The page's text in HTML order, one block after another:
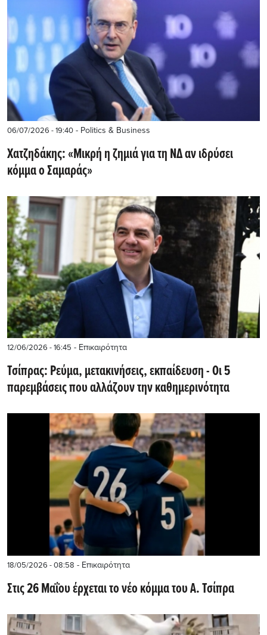
06/07/2026 - 19:40 - Politics & Business
Χατζηδάκης: «Μικρή η ζημιά για τη ΝΔ αν ιδρύσει
κόμμα ο Σαμαράς»
12/06/2026 - 16:45 - Επικαιρότητα
Τσίπρας: Ρεύμα, μετακινήσεις, εκπαίδευση - Οι 5
παρεμβάσεις που αλλάζουν την καθημερινότητα
18/05/2026 - 08:58 - Επικαιρότητα
Στις 26 Μαΐου έρχεται το νέο κόμμα του Α. Τσίπρα